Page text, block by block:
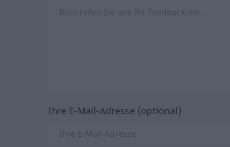
Ihre E-Mail-Adresse (optional)